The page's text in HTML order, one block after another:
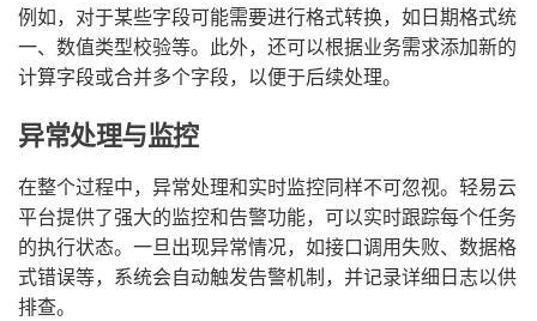
例如，对于某些字段可能需要进行格式转换，如日期格式统
一、数值类型校验等。此外，还可以根据业务需求添加新的
计算字段或合并多个字段，以便于后续处理。
异常处理与监控
在整个过程中，异常处理和实时监控同样不可忽视。轻易云
平台提供了强大的监控和告警功能，可以实时跟踪每个任务
的执行状态。一旦出现异常情况，如接口调用失败、数据格
式错误等，系统会自动触发告警机制，并记录详细日志以供
排查。